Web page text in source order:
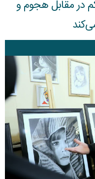
در مقابل هجوم و